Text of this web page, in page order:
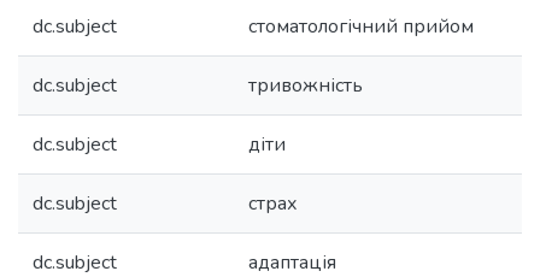
dc.subject стоматологічний прийом
dc.subject тривожність
dc.subject діти
dc.subject страх
dc.subject адаптація